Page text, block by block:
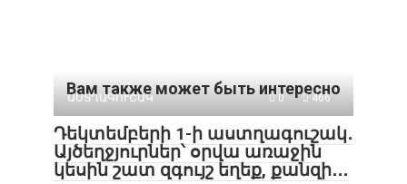
Вам также может быть интересно
ԱՍՏՂԱԳՈՒՇԱԿ 0 466
Դեկտեմբերի 1-ի աստղագուշակ․
Այծեղջյուրներ՝ օրվա առաջին
կեսին շատ զգույշ եղեք, քանզի․․․